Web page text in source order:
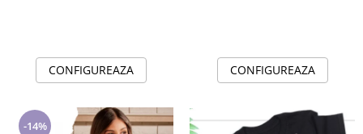
CONFIGUREAZA CONFIGUREAZA
-14%